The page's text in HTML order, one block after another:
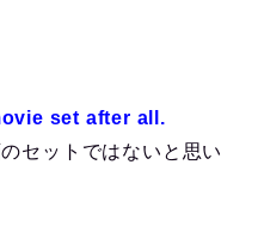
set after all.
セットではないと思い